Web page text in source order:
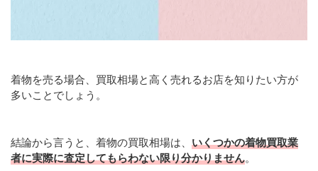
着物を売る場合、買取相場と高く売れるお店を知りたい方が
多いことでしょう。
結論から言うと、着物の買取相場は、 いくつかの着物買取業
者に実際に査定してもらわない限り分かりません。